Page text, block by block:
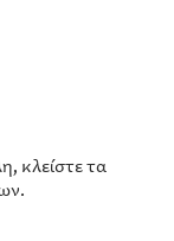
κλείστε τα